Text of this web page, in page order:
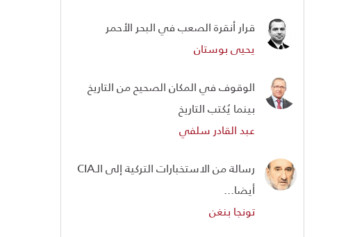
قرار أنقرة الصعب في البحر الأحمر
يحيى بوستان
الوقوف في المكان الصحيح من التاريخ
بينما يُكتب التاريخ
عبد القادر سلفي
رسالة من الاستخبارات التركية إلى الـCIA
أيضا...
تونجا بنغن